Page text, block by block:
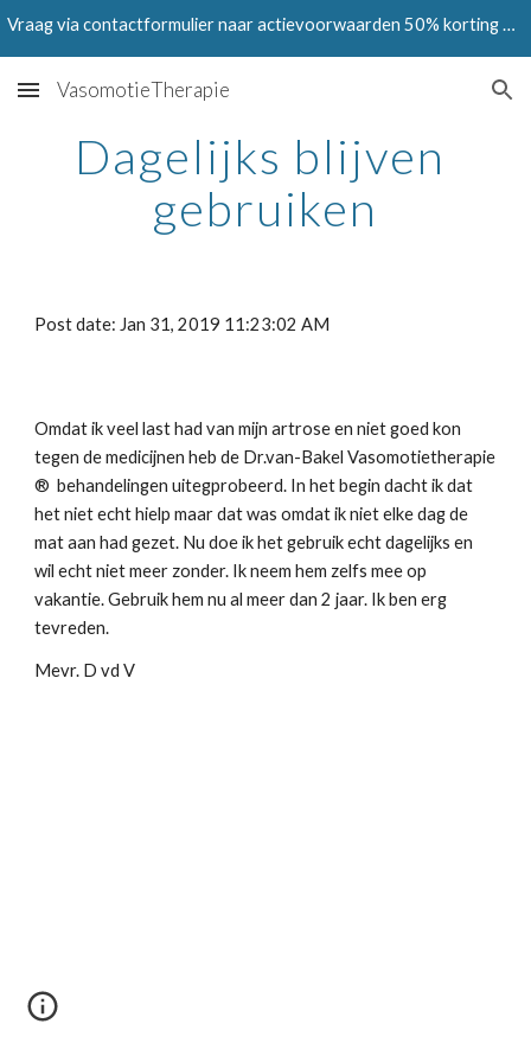
Vraag via contactformulier naar actievoorwaarden 50% korting op Testen in juni en juli 2024
VasomotieTherapie
Dagelijks blijven
gebruiken
Post date: Jan 31, 2019 11:23:02 AM
Omdat ik veel last had van mijn artrose en niet goed kon
tegen de medicijnen heb de Dr.van-Bakel Vasomotietherapie
®  behandelingen uitegprobeerd. In het begin dacht ik dat
het niet echt hielp maar dat was omdat ik niet elke dag de
mat aan had gezet. Nu doe ik het gebruik echt dagelijks en
wil echt niet meer zonder. Ik neem hem zelfs mee op
vakantie. Gebruik hem nu al meer dan 2 jaar. Ik ben erg
tevreden.
Mevr. D vd V